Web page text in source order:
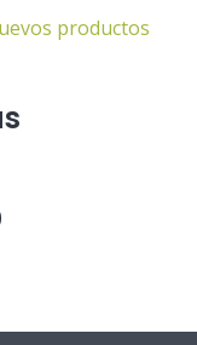
productos